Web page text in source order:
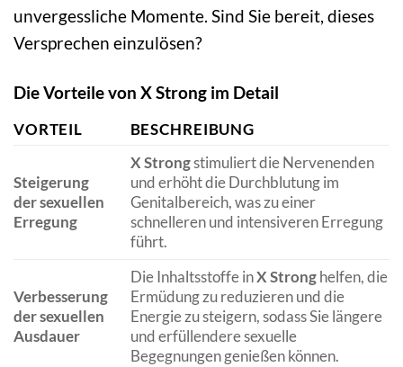
unvergessliche Momente. Sind Sie bereit, dieses
Versprechen einzulösen?
Die Vorteile von X Strong im Detail
VORTEIL BESCHREIBUNG
Steigerung
der sexuellen
Erregung
X Strongstimuliert die Nervenenden
und erhöht die Durchblutung im
Genitalbereich, was zu einer
schnelleren und intensiveren Erregung
führt.
Verbesserung
der sexuellen
Ausdauer
Die Inhaltsstoffe inX Stronghelfen, die
Ermüdung zu reduzieren und die
Energie zu steigern, sodass Sie längere
und erfüllendere sexuelle
Begegnungen genießen können.